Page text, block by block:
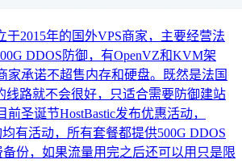
于2015年的国外VPS商家，主要经营法
DDOS防御，有OpenVZ和KVM架
家承诺不超售内存和硬盘。既然是法国
线路就不会很好，只适合需要防御建站
前圣诞节HostBastic发布优惠活动，
有活动，所有套餐都提供500G DDOS
份，如果流量用完之后还可以用只是限